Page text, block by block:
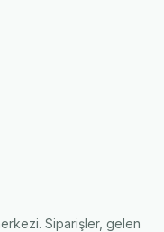
Siparişler, gelen